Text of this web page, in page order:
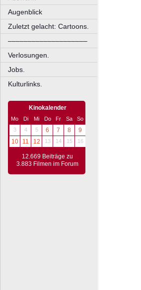
Augenblick
Zuletzt gelacht: Cartoons.
––––––––––––––––––––
Verlosungen.
Jobs.
Kulturlinks.
Kinokalender
Mo Di Mi Do Fr Sa
So
3
4 5 6 7 8
9
10
11 12 13 14 15 16
12.669 Beiträge zu
3.883 Filmen im Forum